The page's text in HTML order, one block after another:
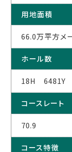
用地面積
66.0万平方メ
ホール数
18H 6481Y
コースレート
70.9
コース特徴